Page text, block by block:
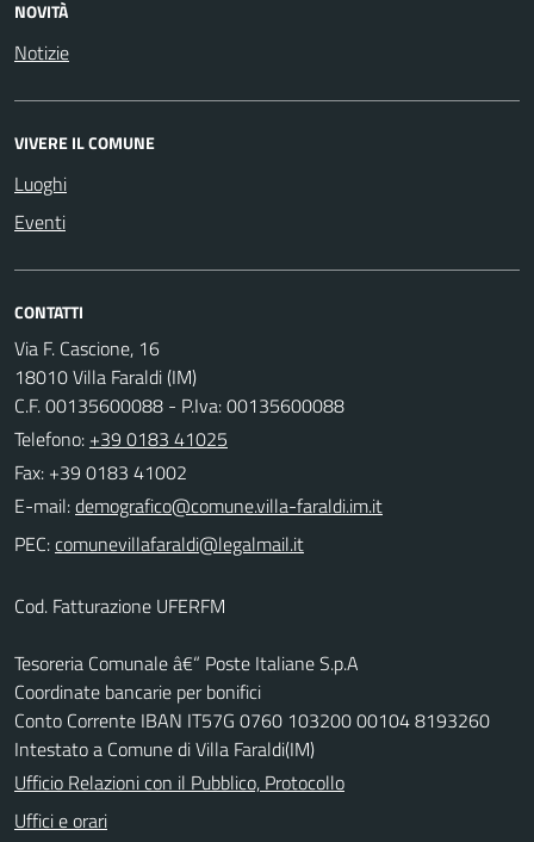
NOVITÀ
Notizie
VIVERE IL COMUNE
Luoghi
Eventi
CONTATTI
Via F. Cascione, 16
18010 Villa Faraldi (IM)
C.F. 00135600088 - P.Iva: 00135600088
Telefono: +39 0183 41025
Fax: +39 0183 41002
E-mail:
PEC:
Cod. Fatturazione UFERFM
Tesoreria Comunale â€“ Poste Italiane S.p.A
Coordinate bancarie per bonifici
Conto Corrente IBAN IT57G 0760 103200 00104 8193260
Intestato a Comune di Villa Faraldi(IM)
Ufficio Relazioni con il Pubblico, Protocollo
Uffici e orari